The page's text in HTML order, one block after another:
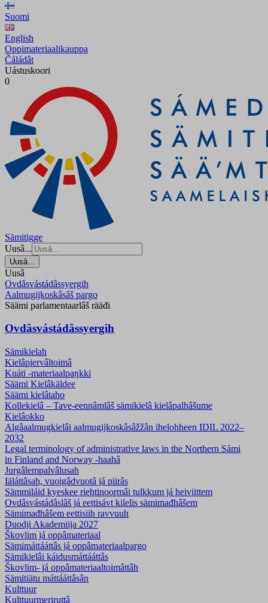
Suomi
English
Oppimateriaalikauppa
Čáládât
Uástuskoori
0
Sämitigge
Uusâ...
Uusâ...
Uusâ
Ovdâsvástádâssyergih
Aalmugijkoskâsâš pargo
Säämi parlamentaarlâš rääđi
Ovdâsvástádâssyergih
Sämikielah
Kielâpiervâltoimâ
Kuáti -materiaalpaŋkki
Säämi Kielâkäldee
Säämi kielâtaho
Kollekielâ – Tave-eennâmlâš sämikielâ kielâpalhâšume
Kielâokko
Algâaalmugkielâi aalmugijkoskâsâžžân ihelohheen IDIL 2022–
2032
Legal terminology of administrative laws in the Northern Sámi
in Finland and Norway -haahâ
Jurgâlempalvâlusah
Iäláttâsah, vuoigâdvuotâ já piirâs
Sämmiláid kyeskee riehtinoormâi tulkkum já heiviittem
Ovdâsvástádâslâš já eettisávt kilelis sämimađhâšem
Sämimađhâšem eettisiih ravvuuh
Duodji Akademiija 2027
Škovlim já oppâmateriaal
Sämimáttááttâs já oppâmateriaalpargo
Sämikielâi káidusmáttááttâs
Škovlim- já oppâmateriaaltoimâttâh
Sämitiätu máttááttâsân
Kulttuur
Kulttuurmeriruttâ